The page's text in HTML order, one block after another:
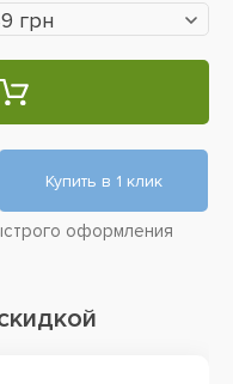
грн
оформления